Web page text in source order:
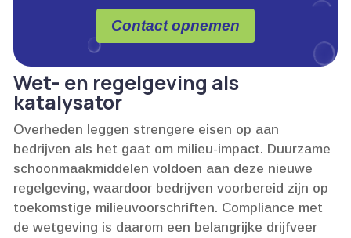
Contact opnemen
Wet- en regelgeving als
katalysator
Overheden leggen strengere eisen op aan
bedrijven als het gaat om milieu-impact.​ Duurzame
schoonmaakmiddelen voldoen aan deze nieuwe
regelgeving, waardoor bedrijven voorbereid zijn op
toekomstige milieuvoorschriften.​ Compliance met
de wetgeving is daarom een belangrijke drijfveer